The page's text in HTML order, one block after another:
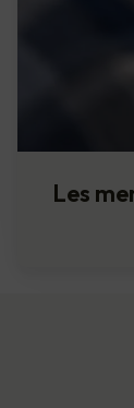
Les